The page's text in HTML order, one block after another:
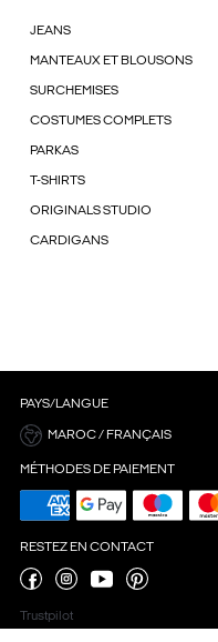
JEANS
MANTEAUX ET BLOUSONS
SURCHEMISES
COSTUMES COMPLETS
PARKAS
T-SHIRTS
ORIGINALS STUDIO
CARDIGANS
PAYS/LANGUE
MAROC / FRANÇAIS
MÉTHODES DE PAIEMENT
RESTEZ EN CONTACT
Trustpilot